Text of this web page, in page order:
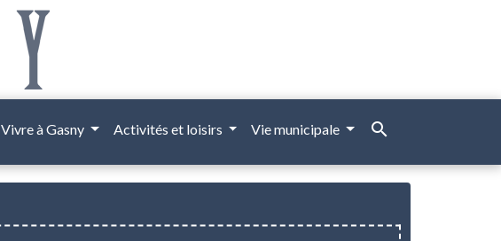
Vivre à Gasny Activités et loisirs Vie municipale search